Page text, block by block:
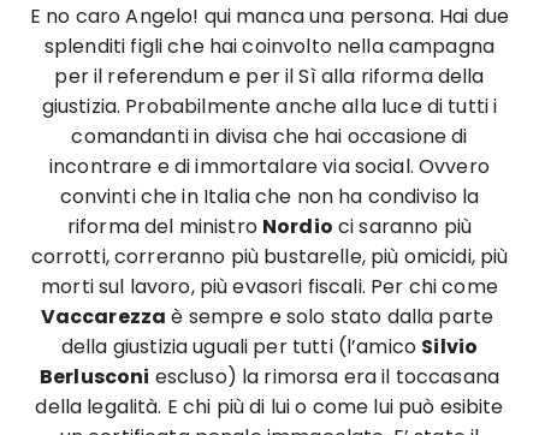
E no caro Angelo! qui manca una persona. Hai due
splenditi figli che hai coinvolto nella campagna
per il referendum e per il Sì alla riforma della
giustizia. Probabilmente anche alla luce di tutti i
comandanti in divisa che hai occasione di
incontrare e di immortalare via social. Ovvero
convinti che in Italia che non ha condiviso la
riforma del ministro Nordio ci saranno più
corrotti, correranno più bustarelle, più omicidi, più
morti sul lavoro, più evasori fiscali. Per chi come
Vaccarezza è sempre e solo stato dalla parte
della giustizia uguali per tutti (l’amico Silvio
Berlusconi escluso) la rimorsa era il toccasana
della legalità. E chi più di lui o come lui può esibite